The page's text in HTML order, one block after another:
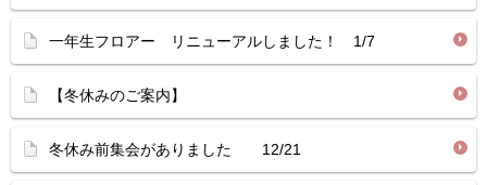
一年生フロアー リニューアルしました！ 1/7
【冬休みのご案内】
冬休み前集会がありました 12/21